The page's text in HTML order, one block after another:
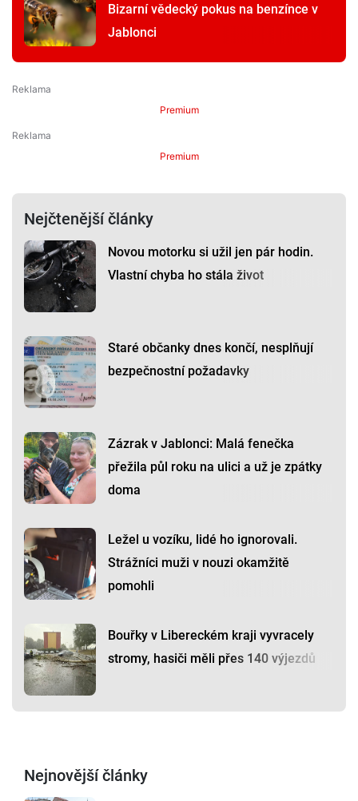
Bizarní vědecký pokus na benzínce v
Jablonci
Premium
Premium
Nejčtenější články
Novou motorku si užil jen pár hodin.
Vlastní chyba ho stála život
Staré občanky dnes končí, nesplňují
bezpečnostní požadavky
Zázrak v Jablonci: Malá fenečka
přežila půl roku na ulici a už je zpátky
doma
Ležel u vozíku, lidé ho ignorovali.
Strážníci muži v nouzi okamžitě
pomohli
Bouřky v Libereckém kraji vyvracely
stromy, hasiči měli přes 140 výjezdů
Nejnovější články